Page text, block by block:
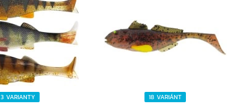
3 VARIANTY 18 VARIÁNT